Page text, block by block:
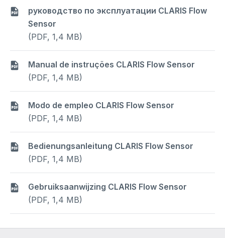
руководство по эксплуатации CLARIS Flow
Sensor
(PDF, 1,4 MB)
Manual de instruções CLARIS Flow Sensor
(PDF, 1,4 MB)
Modo de empleo CLARIS Flow Sensor
(PDF, 1,4 MB)
Bedienungsanleitung CLARIS Flow Sensor
(PDF, 1,4 MB)
Gebruiksaanwijzing CLARIS Flow Sensor
(PDF, 1,4 MB)